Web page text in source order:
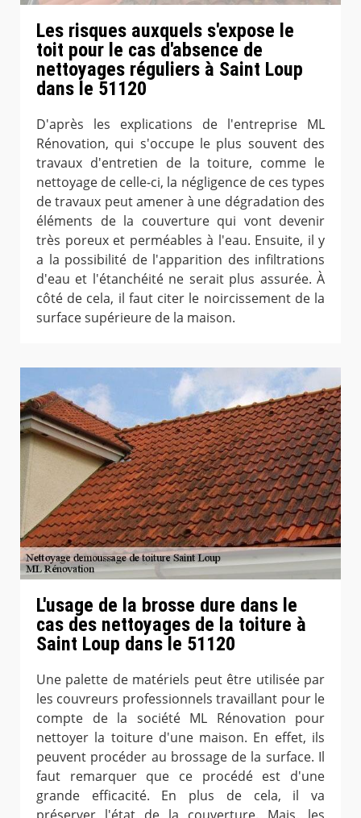
Les risques auxquels s'expose le
toit pour le cas d'absence de
nettoyages réguliers à Saint Loup
dans le 51120
D'après les explications de l'entreprise ML
Rénovation, qui s'occupe le plus souvent des
travaux d'entretien de la toiture, comme le
nettoyage de celle-ci, la négligence de ces types
de travaux peut amener à une dégradation des
éléments de la couverture qui vont devenir
très poreux et perméables à l'eau. Ensuite, il y
a la possibilité de l'apparition des infiltrations
d'eau et l'étanchéité ne serait plus assurée. À
côté de cela, il faut citer le noircissement de la
surface supérieure de la maison.
L'usage de la brosse dure dans le
cas des nettoyages de la toiture à
Saint Loup dans le 51120
Une palette de matériels peut être utilisée par
les couvreurs professionnels travaillant pour le
compte de la société ML Rénovation pour
nettoyer la toiture d'une maison. En effet, ils
peuvent procéder au brossage de la surface. Il
faut remarquer que ce procédé est d'une
grande efficacité. En plus de cela, il va